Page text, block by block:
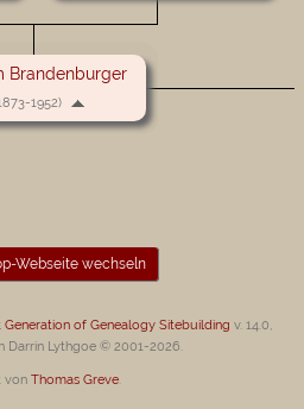
Brandenburger
1952)
Webseite wechseln
Generation of Genealogy Sitebuilding v. 14.0,
Darrin Lythgoe © 2001-2026.
von Thomas Greve.